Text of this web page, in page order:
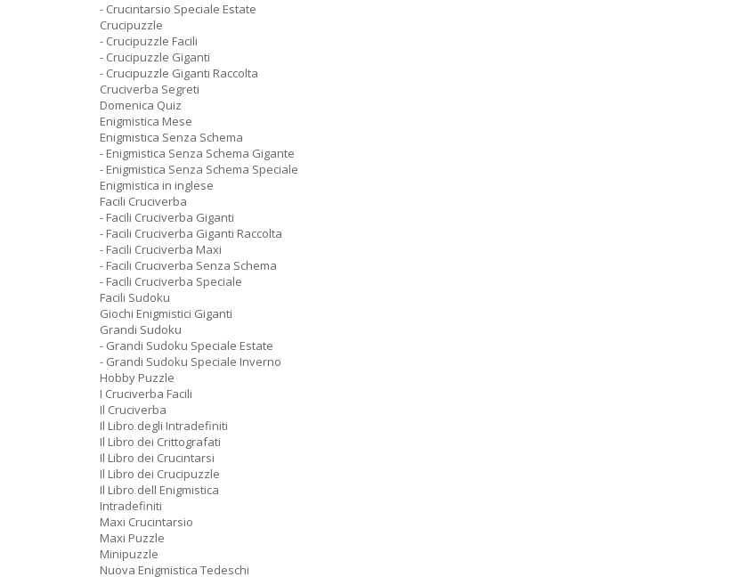
- Crucintarsio Speciale Estate
Crucipuzzle
- Crucipuzzle Facili
- Crucipuzzle Giganti
- Crucipuzzle Giganti Raccolta
Cruciverba Segreti
Domenica Quiz
Enigmistica Mese
Enigmistica Senza Schema
- Enigmistica Senza Schema Gigante
- Enigmistica Senza Schema Speciale
Enigmistica in inglese
Facili Cruciverba
- Facili Cruciverba Giganti
- Facili Cruciverba Giganti Raccolta
- Facili Cruciverba Maxi
- Facili Cruciverba Senza Schema
- Facili Cruciverba Speciale
Facili Sudoku
Giochi Enigmistici Giganti
Grandi Sudoku
- Grandi Sudoku Speciale Estate
- Grandi Sudoku Speciale Inverno
Hobby Puzzle
I Cruciverba Facili
Il Cruciverba
Il Libro degli Intradefiniti
Il Libro dei Crittografati
Il Libro dei Crucintarsi
Il Libro dei Crucipuzzle
Il Libro dell Enigmistica
Intradefiniti
Maxi Crucintarsio
Maxi Puzzle
Minipuzzle
Nuova Enigmistica Tedeschi